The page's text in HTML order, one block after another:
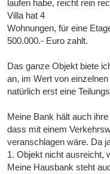
laufen habe, reicht rein
Villa hat 4
Wohnungen, für eine
500.000.- Euro zahlt.
Das ganze Objekt biete
an, im Wert von
natürlich erst eine
Meine Bank hält auch
dass mit einem
veranschlagen wäre. Da
1. Objekt nicht ausreicht,
Meine Hausbank steht